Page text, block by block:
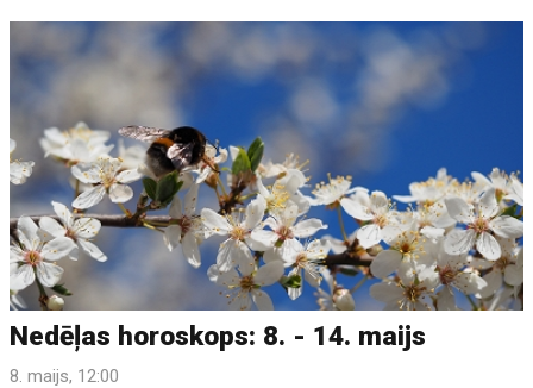
Nedēļas horoskops: 8. - 14. maijs
8. maijs, 12:00